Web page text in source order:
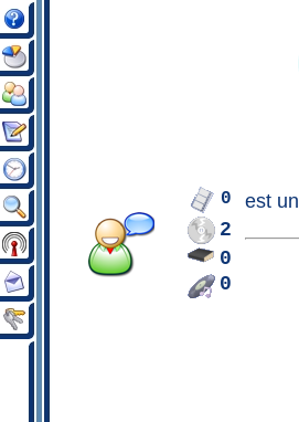
0
2
0
0
est un